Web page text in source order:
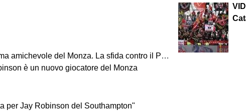
del Monza. La sfida contro il Padova si concentra nella ripresa.
è un nuovo giocatore del Monza
per Jay Robinson del Southampton"